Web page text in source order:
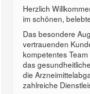
Herzlich
im schönen,
Das besondere
vertrauenden
kompetentes
das
die
zahlreiche